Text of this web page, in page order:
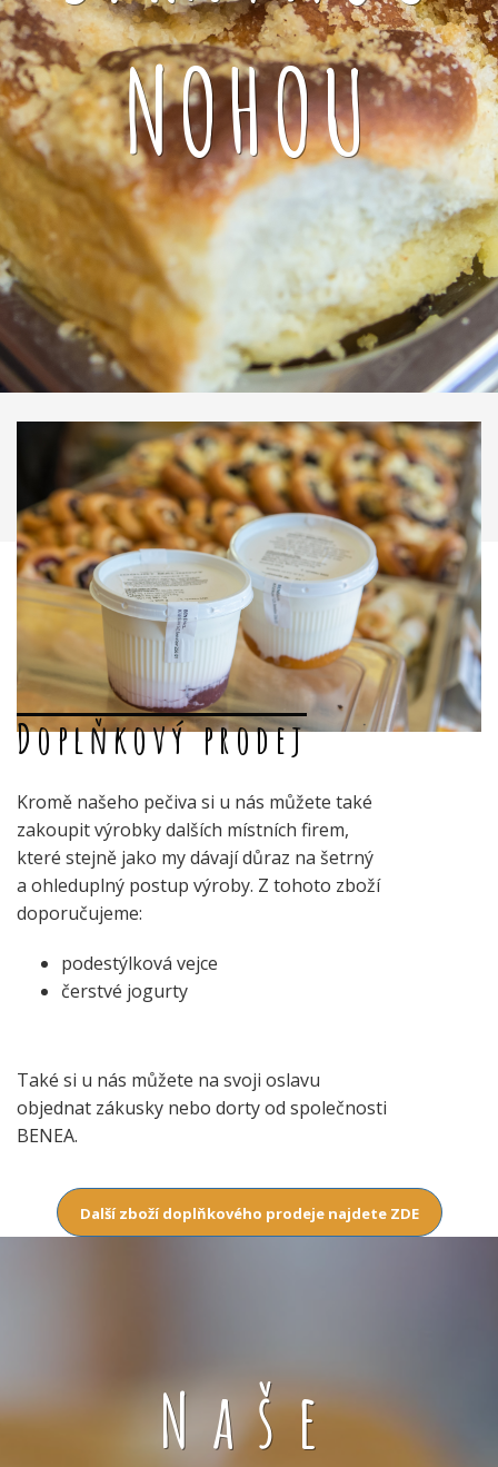
NOHOU
Doplňkový prodej
Kromě našeho pečiva si u nás můžete také
zakoupit výrobky dalších místních firem,
které stejně jako my dávají důraz na šetrný
a ohleduplný postup výroby. Z tohoto zboží
doporučujeme:
podestýlková vejce
čerstvé jogurty
Také si u nás můžete na svoji oslavu
objednat zákusky nebo dorty od společnosti
BENEA.
Další zboží doplňkového prodeje najdete ZDE
Naše